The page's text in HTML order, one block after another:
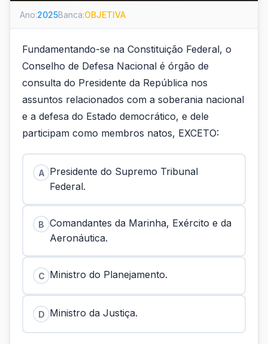
Ano:2025Banca:OBJETIVA
Fundamentando-se na Constituição Federal, o
Conselho de Defesa Nacional é órgão de
consulta do Presidente da República nos
assuntos relacionados com a soberania nacional
e a defesa do Estado democrático, e dele
participam como membros natos, EXCETO:
A Presidente do Supremo Tribunal
Federal.
B Comandantes da Marinha, Exército e da
Aeronáutica.
C Ministro do Planejamento.
D Ministro da Justiça.